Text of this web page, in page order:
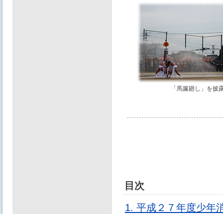
「馬簾廻し」を披
目次
1. 平成２７年度少年